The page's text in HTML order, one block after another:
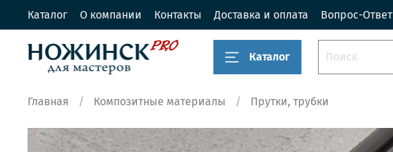
Каталог О компании Контакты Доставка и оплата Вопрос-Ответ
Каталог
Главная Композитные материалы Прутки, трубки